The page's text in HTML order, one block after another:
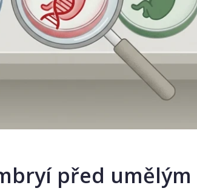
před umělým